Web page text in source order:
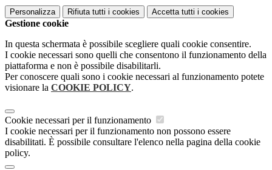
Personalizza Rifiuta tutti i cookies Accetta tutti i cookies
Gestione cookie
In questa schermata è possibile scegliere quali cookie consentire.
I cookie necessari sono quelli che consentono il funzionamento della
piattaforma e non è possibile disabilitarli.
Per conoscere quali sono i cookie necessari al funzionamento potete
visionare la COOKIE POLICY.
Cookie necessari per il funzionamento
I cookie necessari per il funzionamento non possono essere
disabilitati. È possibile consultare l'elenco nella pagina della cookie
policy.